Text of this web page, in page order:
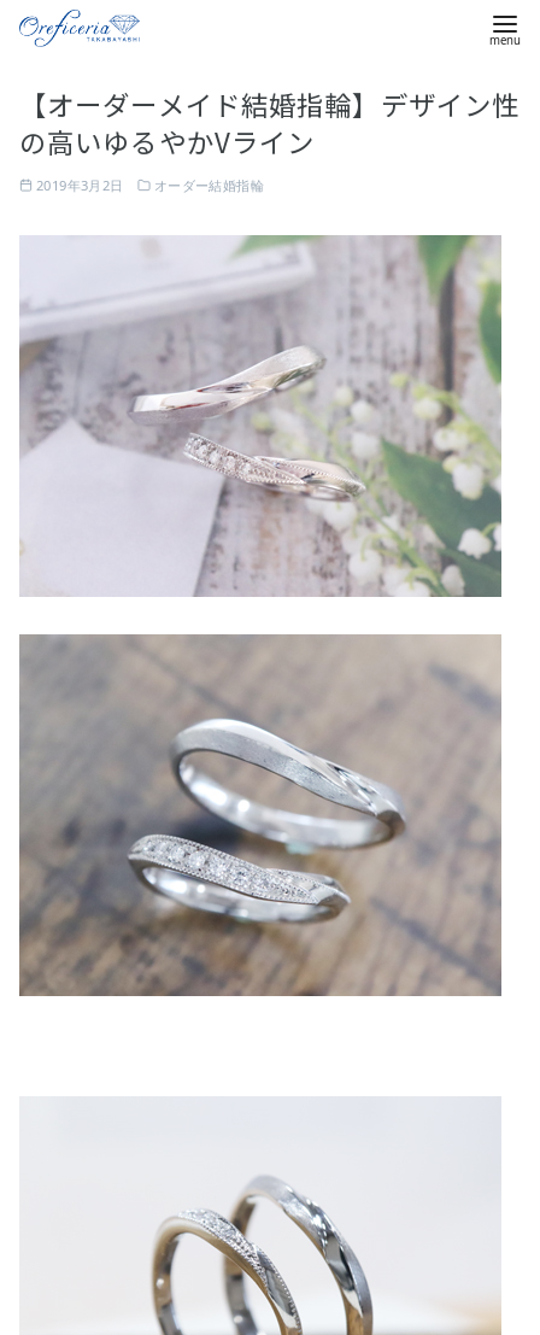
【オーダーメイド結婚指輪】デザイン性
の高いゆるやかVライン
2019年3月2日 オーダー結婚指輪